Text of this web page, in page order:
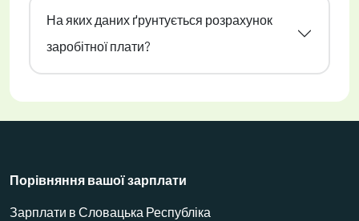
На яких даних ґрунтується розрахунок
заробітної плати?
Порівняння вашої зарплати
Зарплати в Словацька Республіка